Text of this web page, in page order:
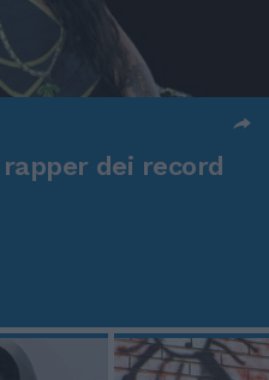
dei record